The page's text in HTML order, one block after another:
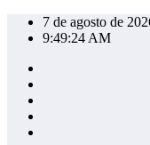
Pular
para
conteúdo
7 de agosto de
9:49:24 AM